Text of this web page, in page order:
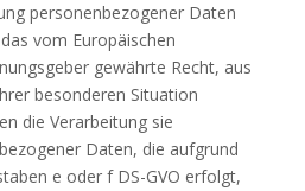
personenbezogener Daten
vom Europäischen
gewährte Recht, aus
besonderen Situation
die Verarbeitung sie
Daten, die aufgrund
e oder f DS-GVO erfolgt,